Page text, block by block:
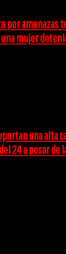
por amenazas
mujer
una alta
24 a pesar